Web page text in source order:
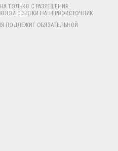
возраста, но также поражает и
взрослых и даже детей. Артрит
сустава колена проявляется в
ТОЛЬКО С РАЗРЕШЕНИЯ
ССЫЛКИ НА ПЕРВОИСТОЧНИК.
ПОДЛЕЖИТ ОБЯЗАТЕЛЬНОЙ